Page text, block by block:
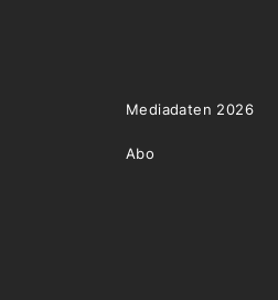
Mediadaten 2026
Abo